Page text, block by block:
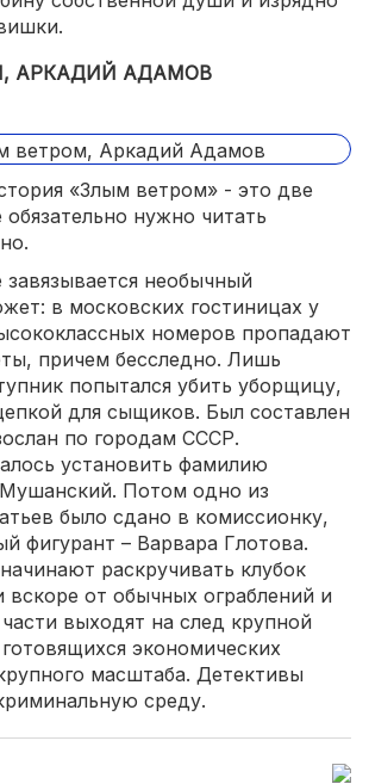
АРКАДИЙ АДАМОВ
«Злым ветром» - это две
нужно читать
завязывается необычный
в московских гостиницах у
номеров пропадают
причем бесследно. Лишь
попытался убить уборщицу,
для сыщиков. Был составлен
по городам СССР.
установить фамилию
Мушанский. Потом одно из
было сдано в комиссионку,
фигурант – Варвара Глотова.
раскручивать клубок
вскоре от обычных ограблений и
выходят на след крупной
экономических
масштаба. Детективы
среду.